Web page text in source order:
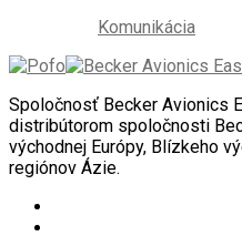
Komunikácia
Spoločnosť Becker Avionics
distribútorom spoločnosti
východnej Európy, Blízkeho
regiónov Ázie.